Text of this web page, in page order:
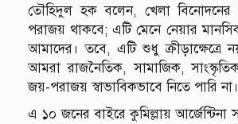
তৌহিদুল হক বলেন, খেলা
পরাজয় থাকবে; এটি মেনে নেয়ার
আমাদের। তবে, এটি শুধু ক্রীড়াক্ষেত্রে
আমরা রাজনৈতিক, সামাজিক,
জয়-পরাজয় স্বাভাবিকভাবে নিতে পারি না।
এ ১০ জনের বাইরে কুমিল্লায় আর্জেন্টিনা